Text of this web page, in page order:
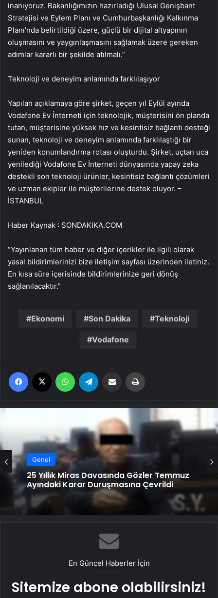
inanıyoruz. Bakanlığımızın hazırladığı Ulusal Genişbant
Stratejisi ve Eylem Planı ve Cumhurbaşkanlığı Kalkınma
Planı’nda belirtildiği üzere, güçlü bir dijital altyapının
oluşmasını ve yaygınlaşmasını sağlamak üzere gereken
adımlar kararlı bir şekilde atılmalı.”
Teknoloji ve deneyim anlamında farklılaşıyor
Yapılan açıklamaya göre şirket, geçen yıl Eylül ayında
Vodafone Ev İnterneti için teknolojik, müşterisini ön planda
tutan, müşterisine yüksek hız ve kesintisiz bağlantı desteği
sunan, teknoloji ve deneyim anlamında farklılaştığı bir
yeniden konumlandırma rotası oluşturdu. Şirket, uçtan uca
yenilediği Vodafone Ev İnterneti dünyasında yapay zeka
destekli son teknoloji ürünler, kesintisiz bağlantı çözümleri
ve uzman ekipler ile müşterilerine destek oluyor. –
İSTANBUL
Haber Kaynak : SONDAKIKA.COM
“Yayınlanan tüm haber ve diğer içerikler ile ilgili olarak
yasal bildirimlerinizi bize iletişim sayfası üzerinden iletiniz.
En kısa süre içerisinde bildirimlerinize geri dönüş
sağlanılacaktır.”
Ekonomi Son Dakika Teknoloji
Vodafone
Facebook WhatsApp Email'den paylaş
Genel
Ayındaki Karar Duruşmasına Çevrildi
Genel
Serjoy : Dijital Medya Ajansı, Google
Reklam Ajansı, SEO Ajansı ve Web
Tasarım Ajansı
En Güncel Haberler İçin
Sitemize abone olabilirsiniz!